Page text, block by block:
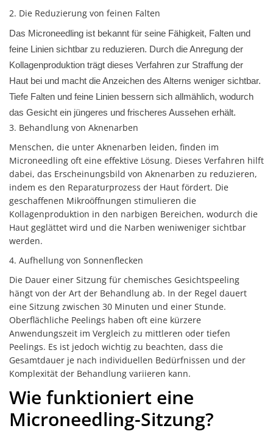
2. Die Reduzierung von feinen Falten
Das Microneedling ist bekannt für seine Fähigkeit, Falten und
feine Linien sichtbar zu reduzieren. Durch die Anregung der
Kollagenproduktion trägt dieses Verfahren zur Straffung der
Haut bei und macht die Anzeichen des Alterns weniger sichtbar.
Tiefe Falten und feine Linien bessern sich allmählich, wodurch
das Gesicht ein jüngeres und frischeres Aussehen erhält.
3. Behandlung von Aknenarben
Menschen, die unter Aknenarben leiden, finden im
Microneedling oft eine effektive Lösung. Dieses Verfahren hilft
dabei, das Erscheinungsbild von Aknenarben zu reduzieren,
indem es den Reparaturprozess der Haut fördert. Die
geschaffenen Mikroöffnungen stimulieren die
Kollagenproduktion in den narbigen Bereichen, wodurch die
Haut geglättet wird und die Narben weniweniger sichtbar
werden.
4. Aufhellung von Sonnenflecken
Die Dauer einer Sitzung für chemisches Gesichtspeeling
hängt von der Art der Behandlung ab. In der Regel dauert
eine Sitzung zwischen 30 Minuten und einer Stunde.
Oberflächliche Peelings haben oft eine kürzere
Anwendungszeit im Vergleich zu mittleren oder tiefen
Peelings. Es ist jedoch wichtig zu beachten, dass die
Gesamtdauer je nach individuellen Bedürfnissen und der
Komplexität der Behandlung variieren kann.
Wie funktioniert eine
Microneedling-Sitzung?